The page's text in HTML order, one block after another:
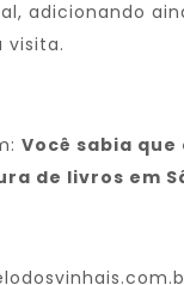
adicionando
visita.
Você sabia que
de livros em